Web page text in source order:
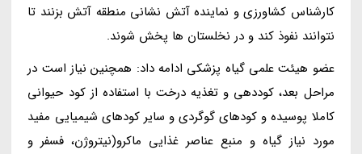
کارشناس کشاورزی و نماینده آتش نشانی منطقه آتش بزنند تا
نتوانند نفوذ کند و در نخلستان ها پخش شوند.
عضو هیئت علمی گیاه پزشکی ادامه داد: همچنین نیاز است در
مراحل بعد، کوددهی و تغذیه درخت با استفاده از کود حیوانی
کاملا پوسیده و کودهای گوگردی و سایر کودهای شیمیایی مفید
مورد نیاز گیاه و منبع عناصر غذایی ماکرو(نیتروژن، فسفر و